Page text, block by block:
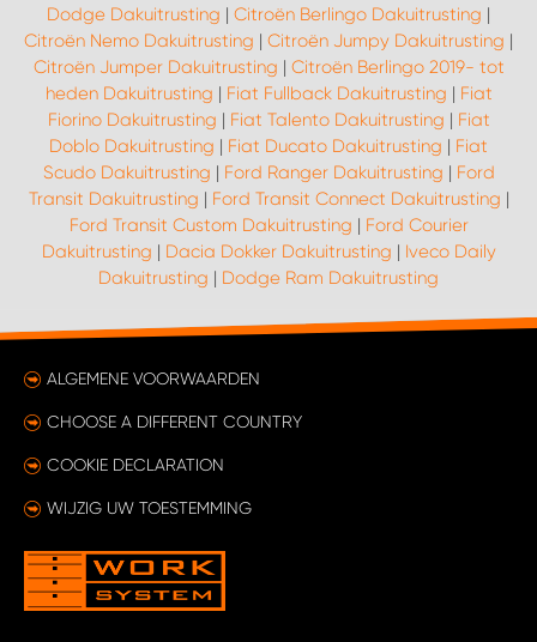
Dodge Dakuitrusting | Citroën Berlingo Dakuitrusting |
Citroën Nemo Dakuitrusting | Citroën Jumpy Dakuitrusting |
Citroën Jumper Dakuitrusting | Citroën Berlingo 2019- tot
heden Dakuitrusting | Fiat Fullback Dakuitrusting | Fiat
Fiorino Dakuitrusting | Fiat Talento Dakuitrusting | Fiat
Doblo Dakuitrusting | Fiat Ducato Dakuitrusting | Fiat
Scudo Dakuitrusting | Ford Ranger Dakuitrusting | Ford
Transit Dakuitrusting | Ford Transit Connect Dakuitrusting |
Ford Transit Custom Dakuitrusting | Ford Courier
Dakuitrusting | Dacia Dokker Dakuitrusting | Iveco Daily
Dakuitrusting | Dodge Ram Dakuitrusting
ALGEMENE VOORWAARDEN
CHOOSE A DIFFERENT COUNTRY
COOKIE DECLARATION
WIJZIG UW TOESTEMMING